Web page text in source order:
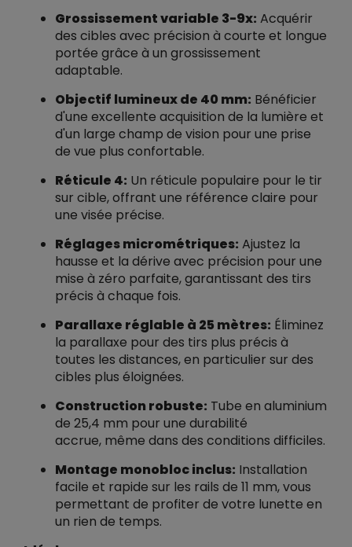
Grossissement variable 3-9x: Acquérir
des cibles avec précision à courte et longue
portée grâce à un grossissement
adaptable.
Objectif lumineux de 40 mm: Bénéficier
d'une excellente acquisition de la lumière et
d'un large champ de vision pour une prise
de vue plus confortable.
Réticule 4: Un réticule populaire pour le tir
sur cible, offrant une référence claire pour
une visée précise.
Réglages micrométriques: Ajustez la
hausse et la dérive avec précision pour une
mise à zéro parfaite, garantissant des tirs
précis à chaque fois.
Parallaxe réglable à 25 mètres: Éliminez
la parallaxe pour des tirs plus précis à
toutes les distances, en particulier sur des
cibles plus éloignées.
Construction robuste: Tube en aluminium
de 25,4 mm pour une durabilité
accrue, même dans des conditions difficiles.
Montage monobloc inclus: Installation
facile et rapide sur les rails de 11 mm, vous
permettant de profiter de votre lunette en
un rien de temps.